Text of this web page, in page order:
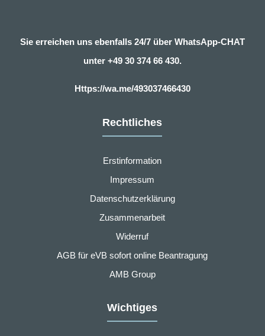
Sie erreichen uns ebenfalls 24/7 über WhatsApp-CHAT
unter +49 30 374 66 430.
Https://wa.me/493037466430
Rechtliches
Erstinformation
Impressum
Datenschutzerklärung
Zusammenarbeit
Widerruf
AGB für eVB sofort online Beantragung
AMB Group
Wichtiges